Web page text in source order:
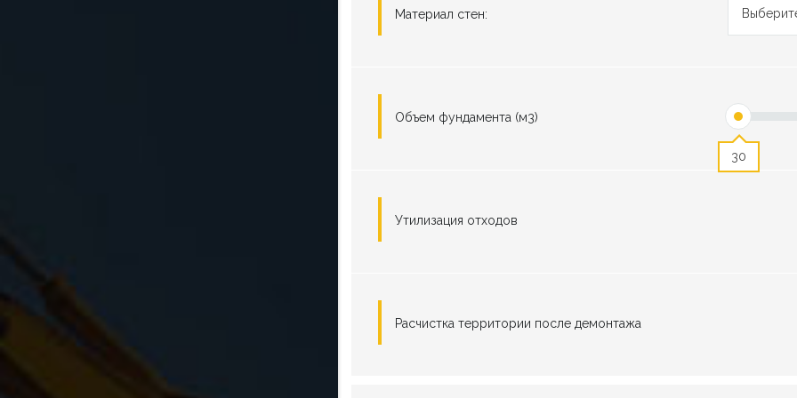
Материал стен:
Объем фундамента (м3)
30
Утилизация отходов
Расчистка территории после демонтажа